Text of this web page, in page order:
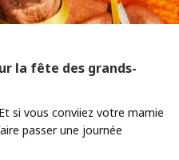
la fête des grands-
si vous conviiez votre mamie
passer une journée